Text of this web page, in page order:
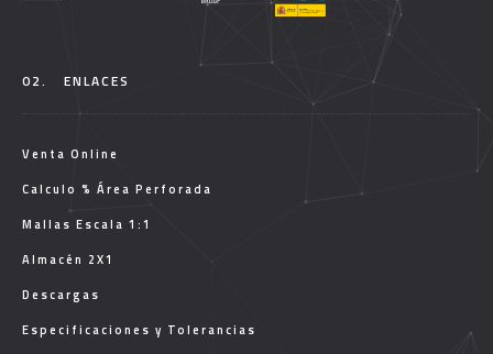
02. ENLACES
Venta Online
Calculo % Área Perforada
Mallas Escala 1:1
Almacén 2X1
Descargas
Especificaciones y Tolerancias